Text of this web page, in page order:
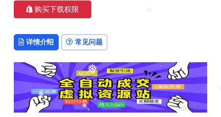
❅
❅
❅
购买下载权限
详情介绍 常见问题